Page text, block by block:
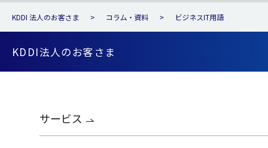
KDDI 法人のお客さま コラム・資料 ビジネスIT用語
KDDI法人のお客さま
サービス